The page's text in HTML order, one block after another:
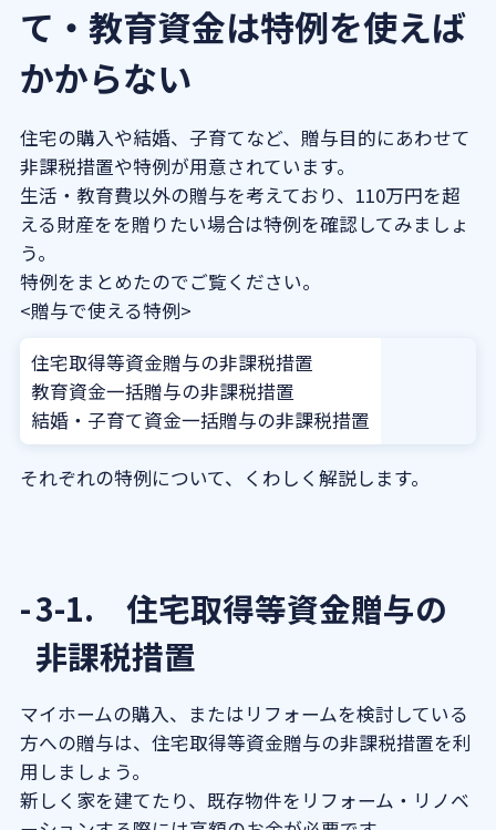
て・教育資金は特例を使えば
かからない
住宅の購入や結婚、子育てなど、贈与目的にあわせて
非課税措置や特例が用意されています。
生活・教育費以外の贈与を考えており、110万円を超
える財産をを贈りたい場合は特例を確認してみましょ
う。
特例をまとめたのでご覧ください。
<贈与で使える特例>
住宅取得等資金贈与の非課税措置
教育資金一括贈与の非課税措置
結婚・子育て資金一括贈与の非課税措置
それぞれの特例について、くわしく解説します。
3-1. 住宅取得等資金贈与の
非課税措置
マイホームの購入、またはリフォームを検討している
方への贈与は、住宅取得等資金贈与の非課税措置を利
用しましょう。
新しく家を建てたり、既存物件をリフォーム・リノベ